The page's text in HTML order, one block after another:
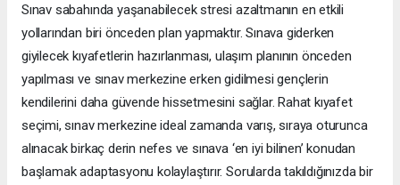
Sınav sabahında yaşanabilecek stresi azaltmanın en etkili
yollarından biri önceden plan yapmaktır. Sınava giderken
giyilecek kıyafetlerin hazırlanması, ulaşım planının önceden
yapılması ve sınav merkezine erken gidilmesi gençlerin
kendilerini daha güvende hissetmesini sağlar. Rahat kıyafet
seçimi, sınav merkezine ideal zamanda varış, sıraya oturunca
alınacak birkaç derin nefes ve sınava ‘en iyi bilinen’ konudan
başlamak adaptasyonu kolaylaştırır. Sorularda takıldığınızda bir